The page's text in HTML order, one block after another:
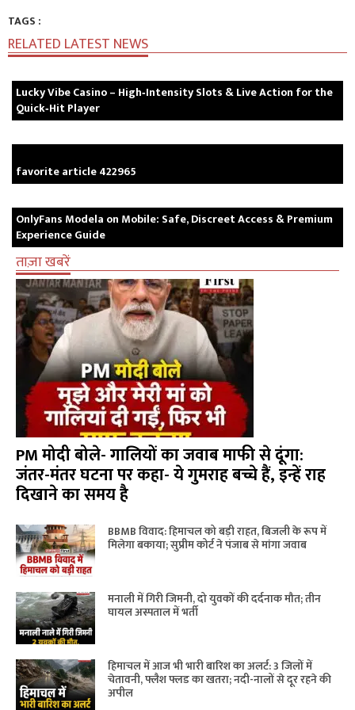
TAGS :
RELATED LATEST NEWS
Lucky Vibe Casino – High‑Intensity Slots & Live Action for the
Quick‑Hit Player
favorite article 422965
OnlyFans Modela on Mobile: Safe, Discreet Access & Premium
Experience Guide
ताज़ा खबरें
PM मोदी बोले- गालियों का जवाब माफी से दूंगा:
जंतर-मंतर घटना पर कहा- ये गुमराह बच्चे हैं, इन्हें राह
दिखाने का समय है
BBMB विवाद: हिमाचल को बड़ी राहत, बिजली के रूप में
मिलेगा बकाया; सुप्रीम कोर्ट ने पंजाब से मांगा जवाब
मनाली में गिरी जिमनी, दो युवकों की दर्दनाक मौत; तीन
घायल अस्पताल में भर्ती
हिमाचल में आज भी भारी बारिश का अलर्ट: 3 जिलों में
चेतावनी, फ्लैश फ्लड का खतरा; नदी-नालों से दूर रहने की
अपील